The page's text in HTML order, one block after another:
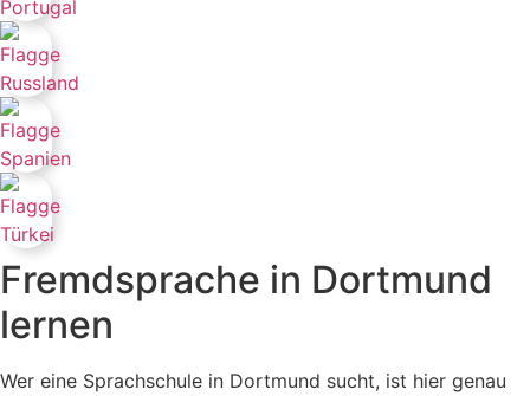
Fremdsprache in Dortmund
lernen
Wer eine Sprachschule in Dortmund sucht, ist hier genau